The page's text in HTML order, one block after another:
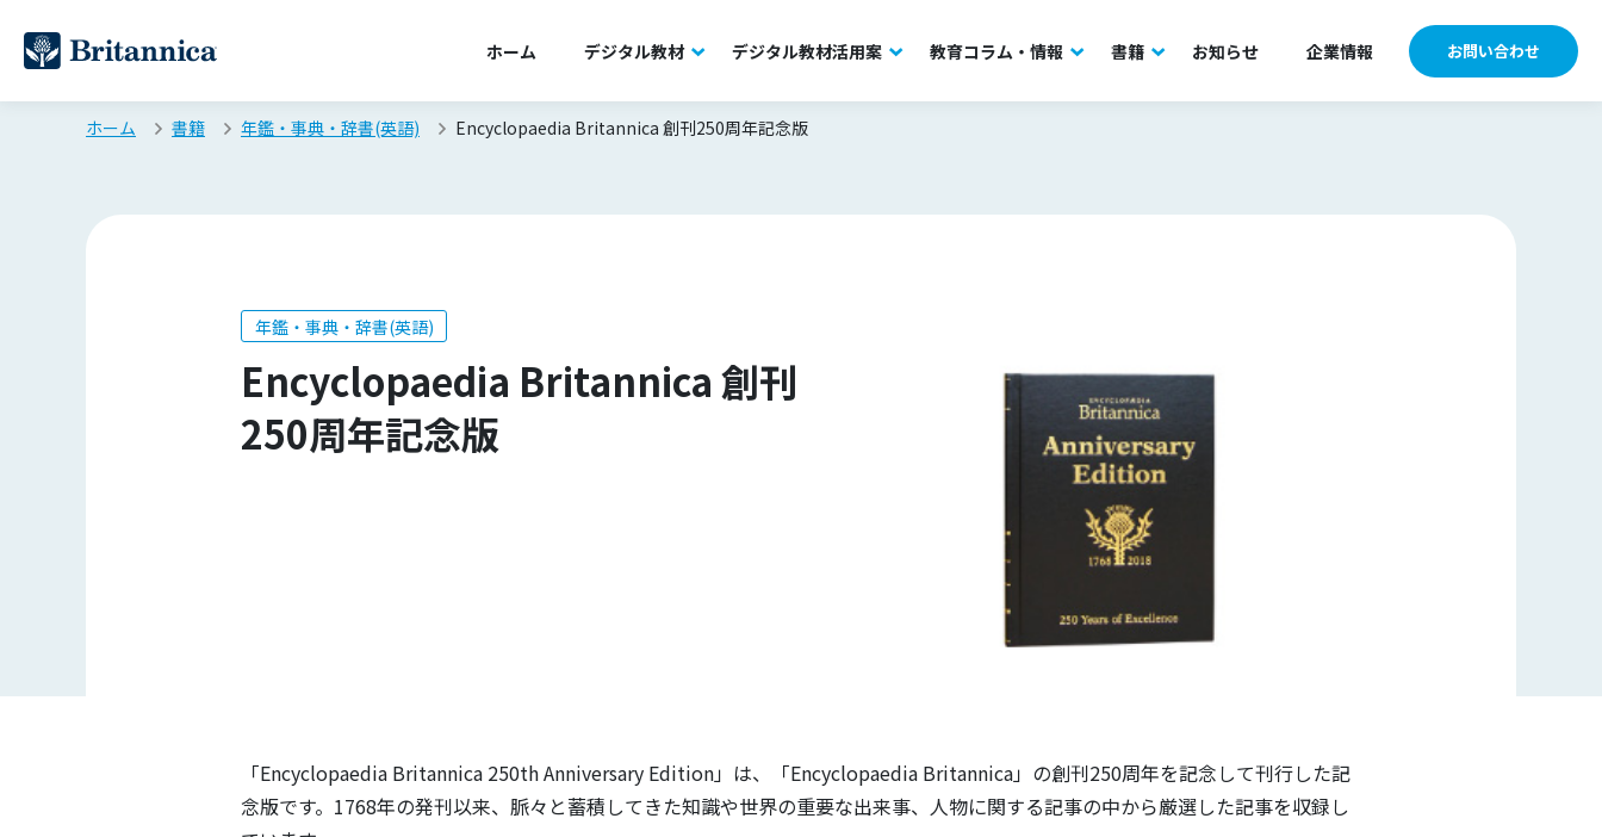
ホーム デジタル教材 デジタル教材活用案 教育コラム・情報 書籍 お知らせ 企業情報 お問い合わせ
ホーム 書籍 年鑑・事典・辞書(英語) Encyclopaedia Britannica 創刊250周年記念版
年鑑・事典・辞書(英語)
Encyclopaedia Britannica 創刊
250周年記念版
「Encyclopaedia Britannica 250th Anniversary Edition」は、「Encyclopaedia Britannica」の創刊250周年を記念して刊行した記
念版です。1768年の発刊以来、脈々と蓄積してきた知識や世界の重要な出来事、人物に関する記事の中から厳選した記事を収録し